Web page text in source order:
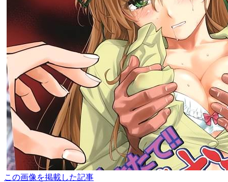
この画像を掲載した記事